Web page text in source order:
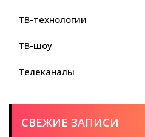
ТВ-технологии
ТВ-шоу
Телеканалы
СВЕЖИЕ ЗАПИСИ